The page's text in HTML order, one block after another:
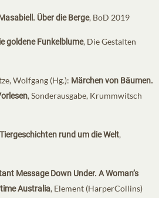
Über die Berge, BoD 2019
goldene Funkelblume, Die Gestalten
Wolfgang (Hg.): Märchen von Bäumen.
, Sonderausgabe, Krummwitsch
Tiergeschichten rund um die Welt,
Message Down Under. A Woman’s
Australia, Element (HarperCollins)